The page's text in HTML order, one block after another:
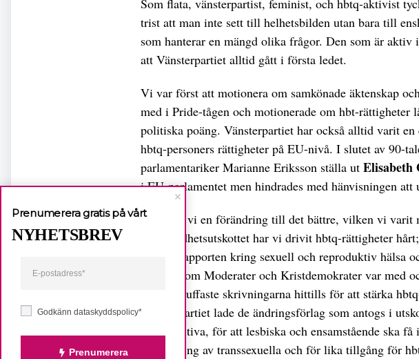
Som flata, vänsterpartist, feminist, och hbtq-aktivist
trist att man inte sett till helhetsbilden utan bara till
som hanterar en mängd olika frågor. Den som är
att Vänsterpartiet alltid gått i första ledet.
Vi var först att motionera om samkönade äktenskap
med i Pride-tågen och motionerade om hbt-rättigheter
politiska poäng. Vänsterpartiet har också alltid varit
hbtq-personers rättigheter på EU-nivå. I slutet av 90-
parlamentariker Marianne Eriksson ställa ut Elisabeth
i EU-parlamentet men hindrades med hänvisningen att
I dag ser vi en förändring till det bättre, vilken vi varit
Jämställdhetsutskottet har vi drivit hbtq-rättigheter
Estrela-rapporten kring sexuell och reproduktiv hälsa
rapport som Moderater och Kristdemokrater var med
hade de tuffaste skrivningarna hittills för att stärka
Vänsterpartiet lade de ändringsförlag som antogs i
HIV positiva, för att lesbiska och ensamstående ska
sterilisering av transsexuella och för lika tillgång för
Godkänn dataskyddspolicy*
Prenumerera
Prenumerera gratis på vårt
NYHETSBREV